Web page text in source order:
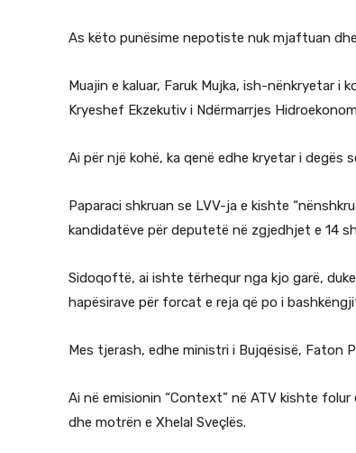
As këto punësime nepotiste nuk mjaftuan
Muajin e kaluar, Faruk Mujka, ish-nënkryetar
Kryeshef Ekzekutiv i Ndërmarrjes
Ai për një kohë, ka qenë edhe kryetar i degës
Paparaci shkruan se LVV-ja e kishte
kandidatëve për deputetë në zgjedhjet e 14
Sidoqoftë, ai ishte tërhequr nga kjo garë,
hapësirave për forcat e reja që po i
Mes tjerash, edhe ministri i Bujqësisë, Faton
Ai në emisionin “Context” në ATV kishte
dhe motrën e Xhelal Sveçlës.